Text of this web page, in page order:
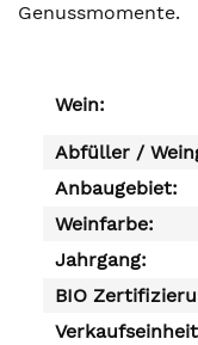
Genussmomente.
Wein:
Abfüller /
Anbaugebiet:
Weinfarbe:
Jahrgang:
BIO